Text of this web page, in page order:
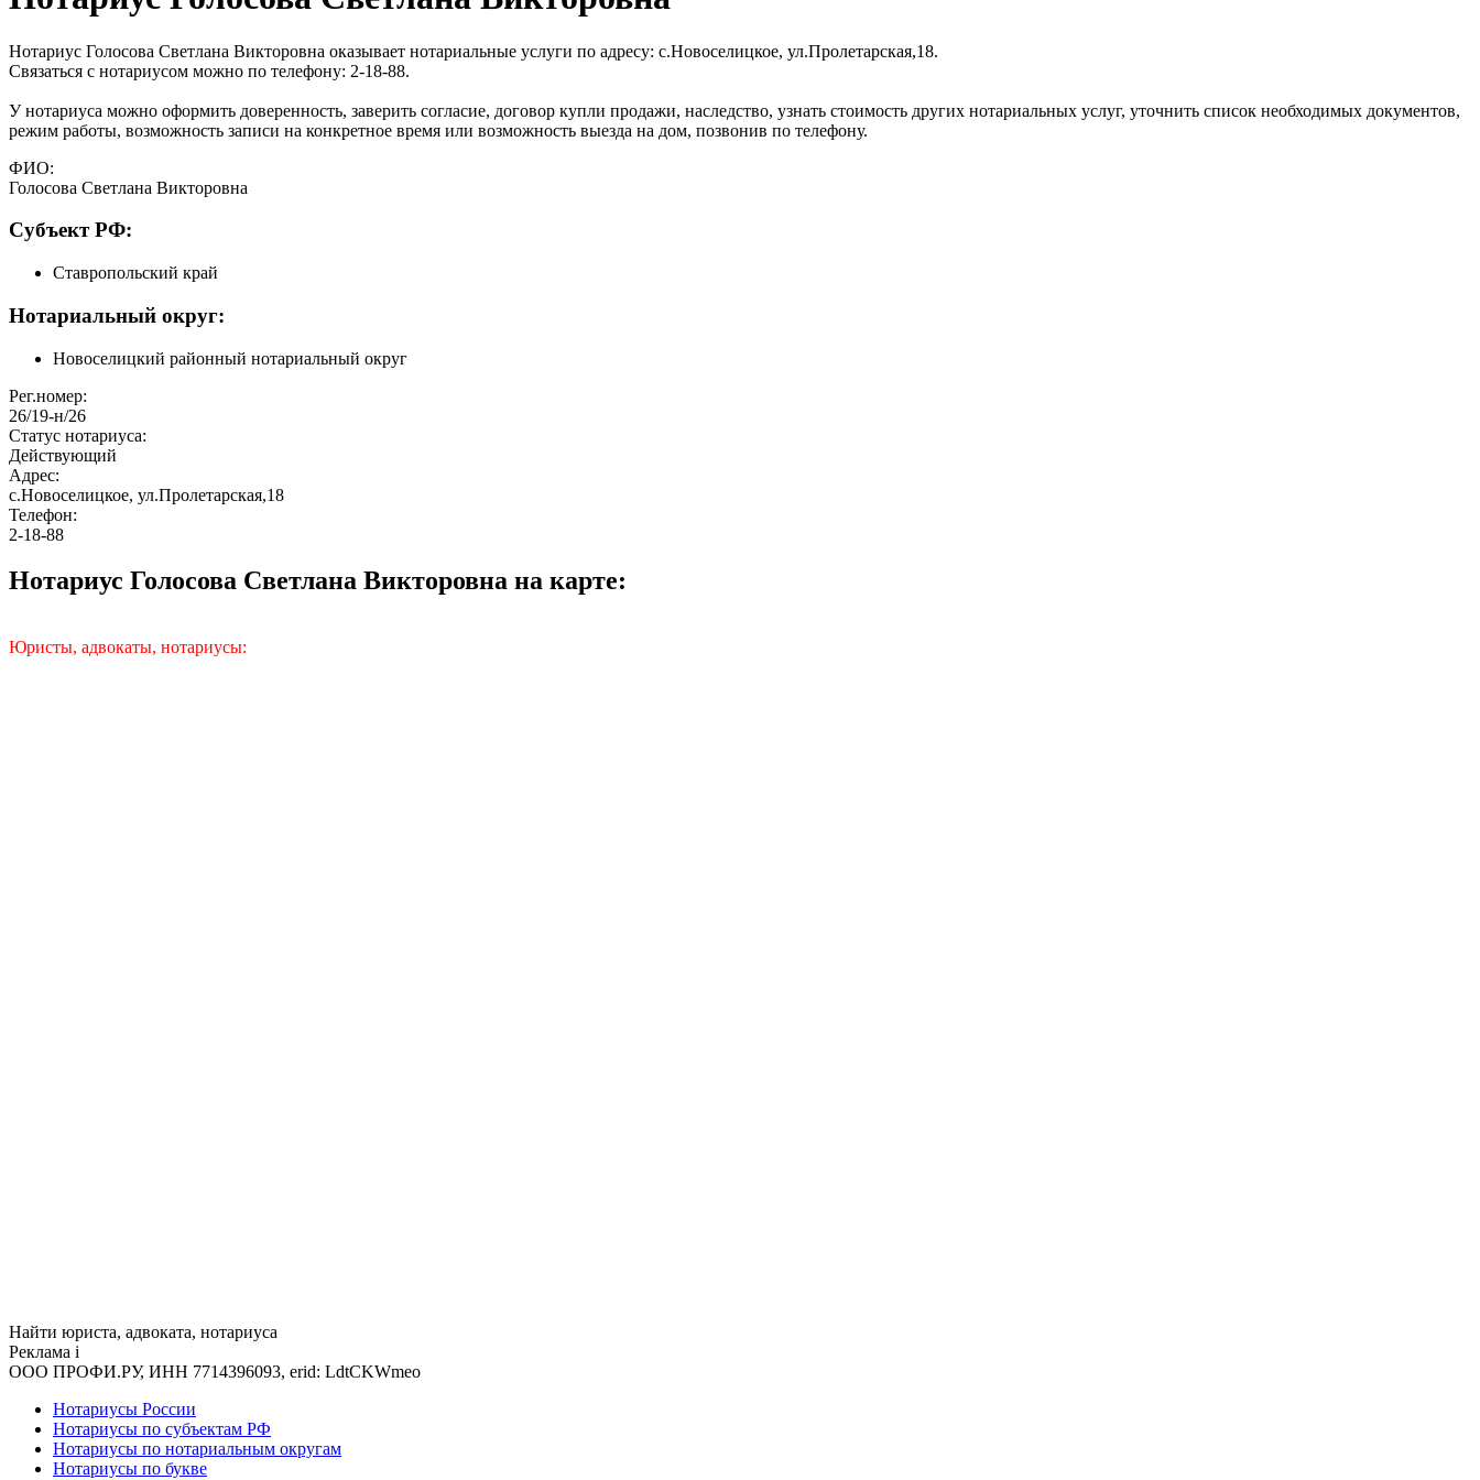
Нотариус Голосова Светлана Викторовна оказывает нотариальные услуги по адресу: с.Новоселицкое, ул.Пролетарская,18.
Связаться с нотариусом можно по телефону: 2-18-88.
У нотариуса можно оформить доверенность, заверить согласие, договор купли продажи, наследство, узнать стоимость других нотариальных услуг, уточнить список необходимых документов,
режим работы, возможность записи на конкретное время или возможность выезда на дом, позвонив по телефону.
ФИО:
Голосова Светлана Викторовна
Cубъект РФ:
Ставропольский край
Нотариальный округ:
Новоселицкий районный нотариальный округ
Рег.номер:
26/19-н/26
Статус нотариуса:
Действующий
Адрес:
с.Новоселицкое, ул.Пролетарская,18
Телефон:
2-18-88
Нотариус Голосова Светлана Викторовна на карте:
Юристы, адвокаты, нотариусы:
Найти юриста, адвоката, нотариуса
Реклама i
ООО ПРОФИ.РУ, ИНН 7714396093, erid: LdtCKWmeo
Нотариусы России
Нотариусы по субъектам РФ
Нотариусы по нотариальным округам
Нотариусы по букве